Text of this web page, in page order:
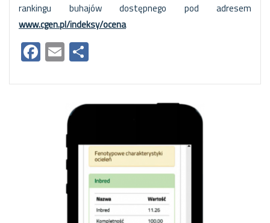
rankingu buhajów dostępnego pod adresem
www.cgen.pl/indeksy/ocena
Facebook
Email